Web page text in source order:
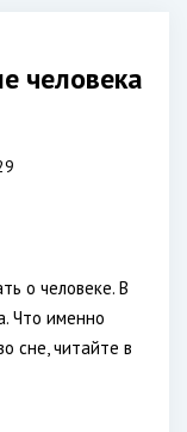
человека
о человеке. В
Что именно
сне, читайте в